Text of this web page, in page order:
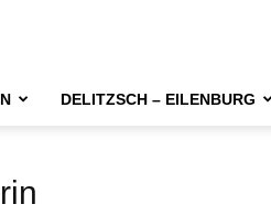
DELITZSCH – EILENBURG